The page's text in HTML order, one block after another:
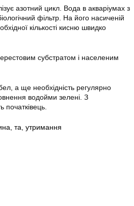
азотний цикл. Вода в акваріумах з
фільтр. На його насиченій
кількості кисню швидко
субстратом і населеним
а ще необхідність регулярно
водойми зелені. З
та утримання